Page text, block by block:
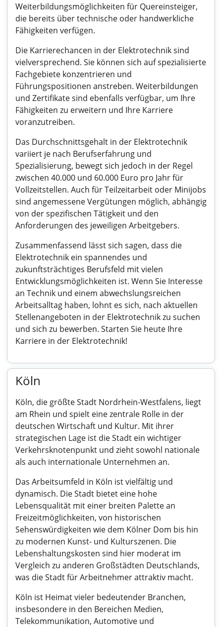
Weiterbildungsmöglichkeiten für Quereinsteiger,
die bereits über technische oder handwerkliche
Fähigkeiten verfügen.
Die Karrierechancen in der Elektrotechnik sind
vielversprechend. Sie können sich auf spezialisierte
Fachgebiete konzentrieren und
Führungspositionen anstreben. Weiterbildungen
und Zertifikate sind ebenfalls verfügbar, um Ihre
Fähigkeiten zu erweitern und Ihre Karriere
voranzutreiben.
Das Durchschnittsgehalt in der Elektrotechnik
variiert je nach Berufserfahrung und
Spezialisierung, bewegt sich jedoch in der Regel
zwischen 40.000 und 60.000 Euro pro Jahr für
Vollzeitstellen. Auch für Teilzeitarbeit oder Minijobs
sind angemessene Vergütungen möglich, abhängig
von der spezifischen Tätigkeit und den
Anforderungen des jeweiligen Arbeitgebers.
Zusammenfassend lässt sich sagen, dass die
Elektrotechnik ein spannendes und
zukunftsträchtiges Berufsfeld mit vielen
Entwicklungsmöglichkeiten ist. Wenn Sie Interesse
an Technik und einem abwechslungsreichen
Arbeitsalltag haben, lohnt es sich, nach aktuellen
Stellenangeboten in der Elektrotechnik zu suchen
und sich zu bewerben. Starten Sie heute Ihre
Karriere in der Elektrotechnik!
Köln
Köln, die größte Stadt Nordrhein-Westfalens, liegt
am Rhein und spielt eine zentrale Rolle in der
deutschen Wirtschaft und Kultur. Mit ihrer
strategischen Lage ist die Stadt ein wichtiger
Verkehrsknotenpunkt und zieht sowohl nationale
als auch internationale Unternehmen an.
Das Arbeitsumfeld in Köln ist vielfältig und
dynamisch. Die Stadt bietet eine hohe
Lebensqualität mit einer breiten Palette an
Freizeitmöglichkeiten, von historischen
Sehenswürdigkeiten wie dem Kölner Dom bis hin
zu modernen Kunst- und Kulturszenen. Die
Lebenshaltungskosten sind hier moderat im
Vergleich zu anderen Großstädten Deutschlands,
was die Stadt für Arbeitnehmer attraktiv macht.
Köln ist Heimat vieler bedeutender Branchen,
insbesondere in den Bereichen Medien,
Telekommunikation, Automotive und